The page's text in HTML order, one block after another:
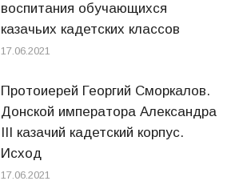
воспитания обучающихся
казачьих кадетских классов
17.06.2021
Протоиерей Георгий Сморкалов.
Донской императора Александра
III казачий кадетский корпус.
Исход
17.06.2021